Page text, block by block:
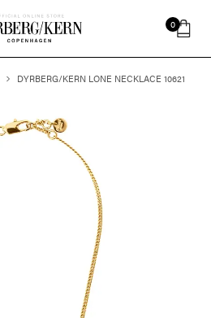
0
DYRBERG/KERN LONE NECKLACE 10621